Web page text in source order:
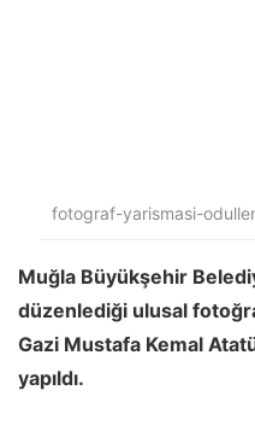
fotograf-yarismasi-
Muğla Büyükşehir
düzenlediği ulusal
Gazi Mustafa Kemal
yapıldı.